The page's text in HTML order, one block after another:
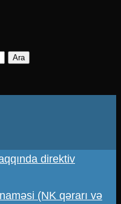
direktiv
(NK qərarı və